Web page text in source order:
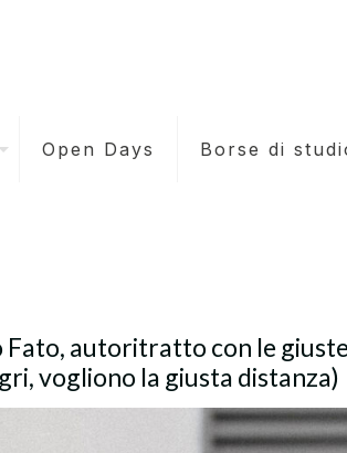
Open Days Borse di
autoritratto con le
vogliono la giusta distanza)